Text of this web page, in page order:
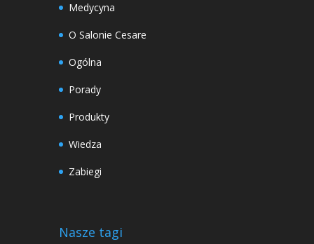
Medycyna
O Salonie Cesare
Ogólna
Porady
Produkty
Wiedza
Zabiegi
Nasze tagi